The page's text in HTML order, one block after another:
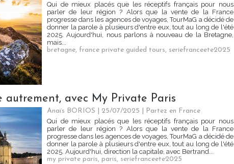
Qui de mieux placés que les réceptifs français pour nous
parler de leur région ? Alors que la vente de la France
progresse dans les agences de voyages, TourMaG a décidé de
donner la parole à plusieurs d'entre eux, tout au long de l'été
2025. Aujourd'hui, nous parlons à nouveau de la Bretagne,
mais...
bretagne, france private guided tours, seriefranceete2025
autrement, avec My Private Paris
Anaïs BORIOS | 25/07/2025
Partez en France
Qui de mieux placés que les réceptifs français pour nous
parler de leur région ? Alors que la vente de la France
progresse dans les agences de voyages, TourMaG a décidé de
donner la parole à plusieurs d'entre eux, tout au long de l'été
2025. Aujourd'hui, direction la capitale, avec Bertrand...
my private paris, paris, seriefranceete2025